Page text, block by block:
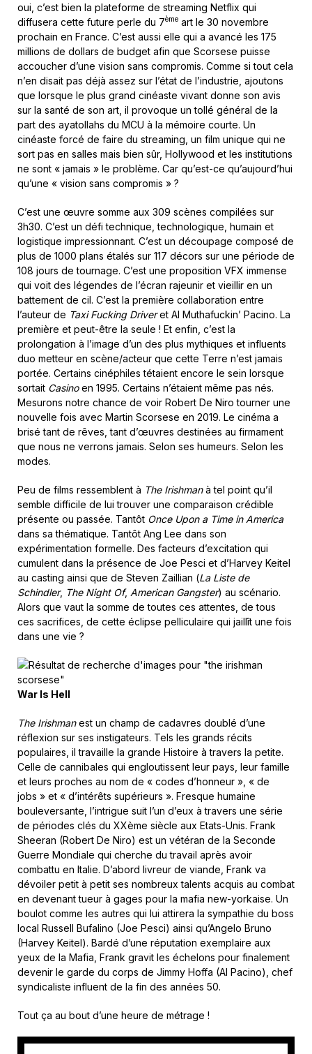
oui, c’est bien la plateforme de streaming Netflix qui
diffusera cette future perle du 7ème art le 30 novembre
prochain en France. C’est aussi elle qui a avancé les 175
millions de dollars de budget afin que Scorsese puisse
accoucher d’une vision sans compromis. Comme si tout cela
n’en disait pas déjà assez sur l’état de l’industrie, ajoutons
que lorsque le plus grand cinéaste vivant donne son avis
sur la santé de son art, il provoque un tollé général de la
part des ayatollahs du MCU à la mémoire courte. Un
cinéaste forcé de faire du streaming, un film unique qui ne
sort pas en salles mais bien sûr, Hollywood et les institutions
ne sont « jamais » le problème. Car qu’est-ce qu’aujourd’hui
qu’une « vision sans compromis » ?
C’est une œuvre somme aux 309 scènes compilées sur
3h30. C’est un défi technique, technologique, humain et
logistique impressionnant. C’est un découpage composé de
plus de 1000 plans étalés sur 117 décors sur une période de
108 jours de tournage. C’est une proposition VFX immense
qui voit des légendes de l’écran rajeunir et vieillir en un
battement de cil. C’est la première collaboration entre
l’auteur de Taxi Fucking Driveret Al Muthafuckin’ Pacino. La
première et peut-être la seule ! Et enfin, c’est la
prolongation à l’image d’un des plus mythiques et influents
duo metteur en scène/acteur que cette Terre n’est jamais
portée. Certains cinéphiles tétaient encore le sein lorsque
sortait Casinoen 1995. Certains n’étaient même pas nés.
Mesurons notre chance de voir Robert De Niro tourner une
nouvelle fois avec Martin Scorsese en 2019. Le cinéma a
brisé tant de rêves, tant d’œuvres destinées au firmament
que nous ne verrons jamais. Selon ses humeurs. Selon les
modes.
Peu de films ressemblent à The Irishmanà tel point qu’il
semble difficile de lui trouver une comparaison crédible
présente ou passée. Tantôt Once Upon a Time in America
dans sa thématique. Tantôt Ang Lee dans son
expérimentation formelle. Des facteurs d’excitation qui
cumulent dans la présence de Joe Pesci et d’Harvey Keitel
au casting ainsi que de Steven Zaillian (La Liste de
Schindler, The Night Of, American Gangster) au scénario.
Alors que vaut la somme de toutes ces attentes, de tous
ces sacrifices, de cette éclipse pelliculaire qui jaillît une fois
dans une vie ?
War Is Hell
The Irishmanest un champ de cadavres doublé d’une
réflexion sur ses instigateurs. Tels les grands récits
populaires, il travaille la grande Histoire à travers la petite.
Celle de cannibales qui engloutissent leur pays, leur famille
et leurs proches au nom de « codes d’honneur », « de
jobs » et « d’intérêts supérieurs ». Fresque humaine
bouleversante, l’intrigue suit l’un d’eux à travers une série
de périodes clés du XXème siècle aux Etats-Unis. Frank
Sheeran (Robert De Niro) est un vétéran de la Seconde
Guerre Mondiale qui cherche du travail après avoir
combattu en Italie. D’abord livreur de viande, Frank va
dévoiler petit à petit ses nombreux talents acquis au combat
en devenant tueur à gages pour la mafia new-yorkaise. Un
boulot comme les autres qui lui attirera la sympathie du boss
local Russell Bufalino (Joe Pesci) ainsi qu’Angelo Bruno
(Harvey Keitel). Bardé d’une réputation exemplaire aux
yeux de la Mafia, Frank gravit les échelons pour finalement
devenir le garde du corps de Jimmy Hoffa (Al Pacino), chef
syndicaliste influent de la fin des années 50.
Tout ça au bout d’une heure de métrage !